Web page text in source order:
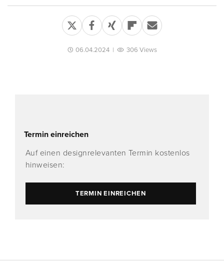
06.04.2024 | 306 Views
Termin einreichen
Auf einen designrelevanten Termin kostenlos
hinweisen:
TERMIN EINREICHEN